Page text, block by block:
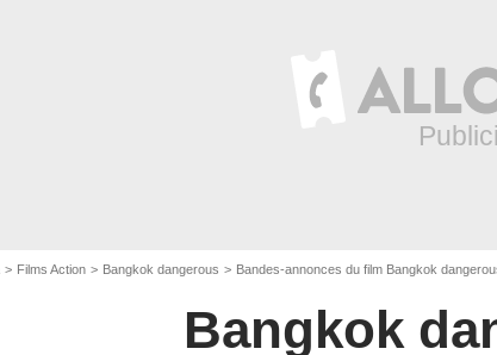
Films Action Bangkok dangerous Bandes-annonces du film Bangkok
Bangkok